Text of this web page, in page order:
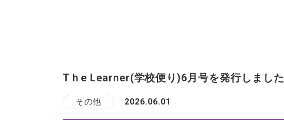
Tｈe Learner(学校便り)6月号を発行しました
その他 2026.06.01